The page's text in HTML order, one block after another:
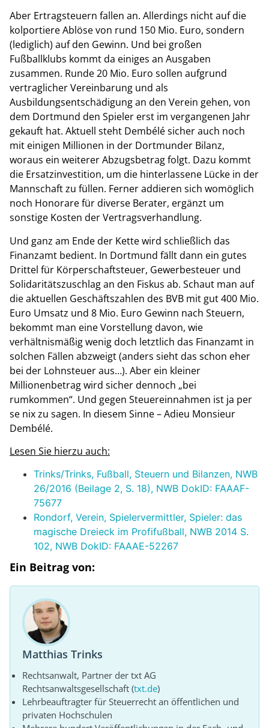
Aber Ertragsteuern fallen an. Allerdings nicht auf die
kolportiere Ablöse von rund 150 Mio. Euro, sondern
(lediglich) auf den Gewinn. Und bei großen
Fußballklubs kommt da einiges an Ausgaben
zusammen. Runde 20 Mio. Euro sollen aufgrund
vertraglicher Vereinbarung und als
Ausbildungsentschädigung an den Verein gehen, von
dem Dortmund den Spieler erst im vergangenen Jahr
gekauft hat. Aktuell steht Dembélé sicher auch noch
mit einigen Millionen in der Dortmunder Bilanz,
woraus ein weiterer Abzugsbetrag folgt. Dazu kommt
die Ersatzinvestition, um die hinterlassene Lücke in der
Mannschaft zu füllen. Ferner addieren sich womöglich
noch Honorare für diverse Berater, ergänzt um
sonstige Kosten der Vertragsverhandlung.
Und ganz am Ende der Kette wird schließlich das
Finanzamt bedient. In Dortmund fällt dann ein gutes
Drittel für Körperschaftsteuer, Gewerbesteuer und
Solidaritätszuschlag an den Fiskus ab. Schaut man auf
die aktuellen Geschäftszahlen des BVB mit gut 400 Mio.
Euro Umsatz und 8 Mio. Euro Gewinn nach Steuern,
bekommt man eine Vorstellung davon, wie
verhältnismäßig wenig doch letztlich das Finanzamt in
solchen Fällen abzweigt (anders sieht das schon eher
bei der Lohnsteuer aus…). Aber ein kleiner
Millionenbetrag wird sicher dennoch „bei
rumkommen“. Und gegen Steuereinnahmen ist ja per
se nix zu sagen. In diesem Sinne – Adieu Monsieur
Dembélé.
Lesen Sie hierzu auch:
Trinks/Trinks, Fußball, Steuern und Bilanzen, NWB
26/2016 (Beilage 2, S. 18), NWB DokID: FAAAF-
75677
Rondorf, Verein, Spielervermittler, Spieler: das
magische Dreieck im Profifußball, NWB 2014 S.
102, NWB DokID: FAAAE-52267
Ein Beitrag von:
Matthias Trinks
Rechtsanwalt, Partner der txt AG
Rechtsanwaltsgesellschaft (txt.de)
Lehrbeauftragter für Steuerrecht an öffentlichen und
privaten Hochschulen